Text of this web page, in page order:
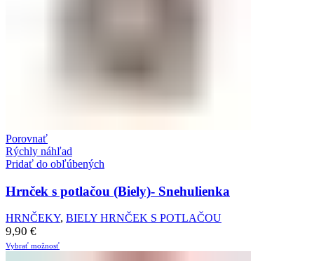
Porovnať
Rýchly náhľad
Pridať do obľúbených
Hrnček s potlačou (Biely)- Snehulienka
HRNČEKY, BIELY HRNČEK S POTLAČOU
9,90 €
Vybrať možnosť